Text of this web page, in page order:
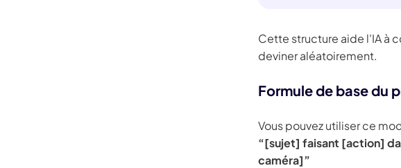
Cette structure aide l'IA à
deviner aléatoirement.
Formule de base du
Vous pouvez utiliser ce
“[sujet] faisant [action]
caméra]”